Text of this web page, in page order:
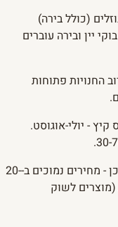
נוזלים (כולל בירה)
יד. בקבוקי יין ובירה עוברים
החנויות פתוחות
קיץ - יולי-אוגוסט.
כן - מחירים נמוכים ב-20-
(מוצרים לשוק